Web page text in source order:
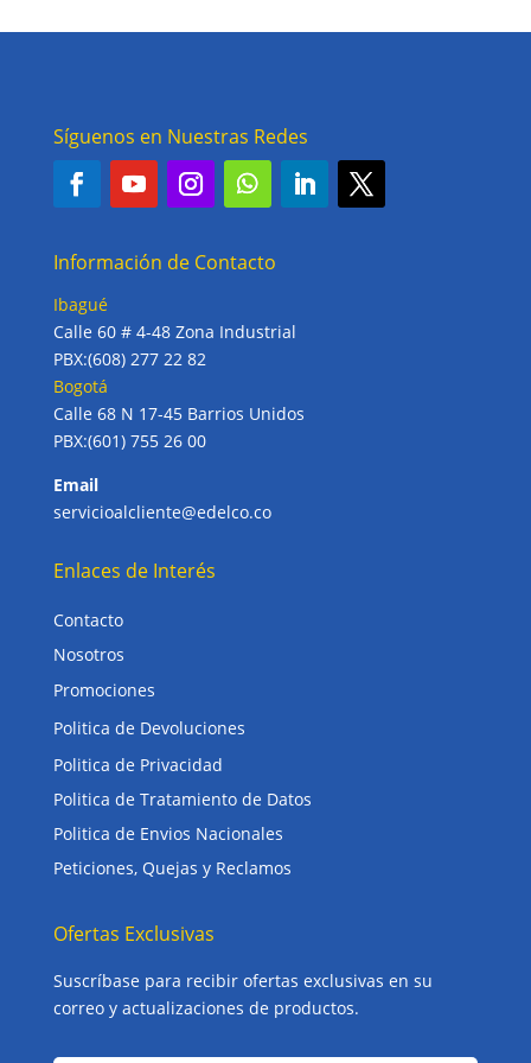
Síguenos en Nuestras Redes
Información de Contacto
Ibagué
Calle 60 # 4-48 Zona Industrial
PBX:(608) 277 22 82
Bogotá
Calle 68 N 17-45 Barrios Unidos
PBX:(601) 755 26 00
Email
servicioalcliente@edelco.co
Enlaces de Interés
Contacto
Nosotros
Promociones
Politica de Devoluciones
Politica de Privacidad
Politica de Tratamiento de Datos
Politica de Envios Nacionales
Peticiones, Quejas y Reclamos
Ofertas Exclusivas
Suscríbase para recibir ofertas exclusivas en su
correo y actualizaciones de productos.